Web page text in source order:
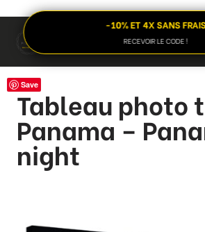
-10% ET 4X SANS
RECEVOIR LE CODE !
Tableau photo
Panama –
night
Save